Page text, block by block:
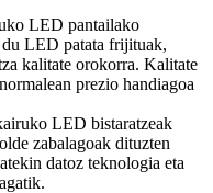
LED pantailako
LED patata frijituak,
kalitate orokorra. Kalitate
prezio handiagoa
LED bistaratzeak
zabalagoak dituzten
datoz teknologia eta